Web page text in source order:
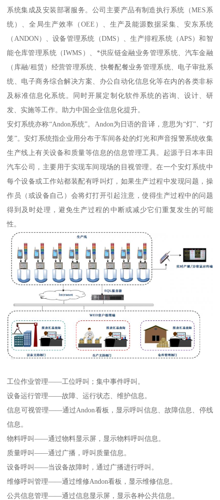
系统集成及安装部署服务。公司主要产品有制造执行系统（MES系
统）、全局生产效率（OEE）、生产及能源数据采集、安东系统
（ANDON）、设备管理系统（DMS）、生产排程系统（APS）和智
能仓库管理系统（IWMS）、*供应链金融业务管理系统、汽车金融
（库融/租赁）经营管理系统、快餐配餐业务管理系统、电子审批系
统、电子商务综合解决方案、办公自动化信息化等在内的各类非标
及标准信息化系统。同时开展定制化软件系统的咨询、设计、研
发、实施等工作。助力中国企业信息化提升。
安灯系统亦称“Andon系统”。Andon为日语的音译，意思为“灯”、“灯
笼”。安灯系统指企业用分布于车间各处的灯光和声音报警系统收集
生产线上有关设备和质量等信息的信息管理工具。起源于日本丰田
汽车公司，主要用于实现车间现场的目视管理。在一个安灯系统中
每个设备或工作站都装配有呼叫灯，如果生产过程中发现问题，操
作员（或设备自己）会将灯打开引起注意，使得生产过程中的问题
得到及时处理，避免生产过程的中断或减少它们重复发生的可能
性。
工位作业管理——工位呼叫；集中事件呼叫。
设备运行管理——故障、运行状态、维护信息。
信息可视管理——通过Andon看板，显示呼叫信息、故障信息、停线
信息。
物料呼叫——通过物料显示屏，显示物料呼叫信息。
质量呼叫——通过广播，呼叫质量信息。
设备呼叫——当设备故障时，通过广播进行呼叫。
维修呼叫管理——通过维修Andon看板，显示维修信息。
公共信息管理——通过信息显示屏，显示各种公共信息。